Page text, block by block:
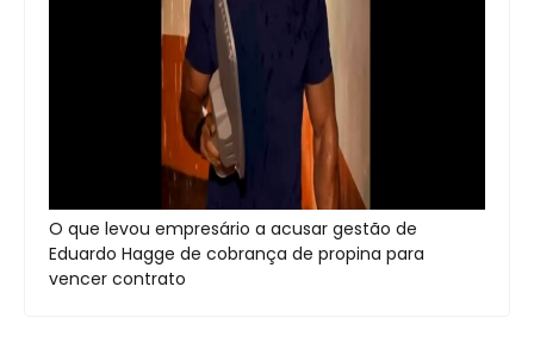
O que levou empresário a acusar gestão de
Eduardo Hagge de cobrança de propina para
vencer contrato